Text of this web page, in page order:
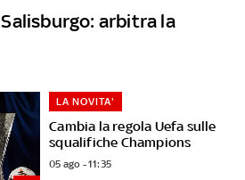
arbitra la
Cambia la regola Uefa sulle
squalifiche Champions
LA NOVITA'
05 ago - 11:35